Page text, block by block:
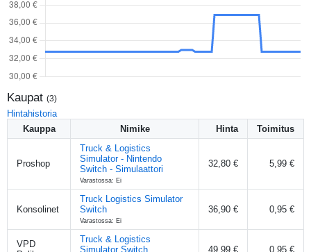
Kaupat (3)
Hintahistoria
Kauppa
Nimike Hinta Toimitus
Proshop
Truck & Logistics
Simulator - Nintendo
Switch - Simulaattori
Varastossa: Ei
32,80 € 5,99 €
Konsolinet
Truck Logistics Simulator
Switch
Varastossa: Ei
36,90 € 0,95 €
VPD
Truck & Logistics
Simulator Switch
49,99 € 0,95 €